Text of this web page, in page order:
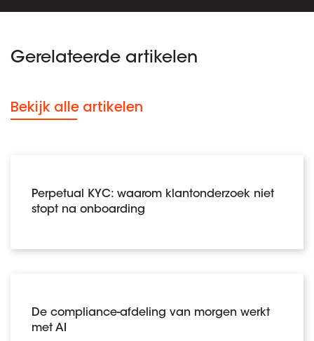
Gerelateerde artikelen
Bekijk alle artikelen
Perpetual KYC: waarom klantonderzoek niet
stopt na onboarding
De compliance-afdeling van morgen werkt
met AI